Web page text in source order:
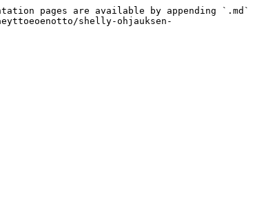
pages are available by appending `.md`
shelly-ohjauksen-